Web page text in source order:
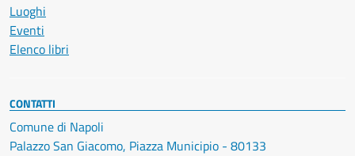
Luoghi
Eventi
Elenco libri
CONTATTI
Comune di Napoli
Palazzo San Giacomo, Piazza Municipio - 80133